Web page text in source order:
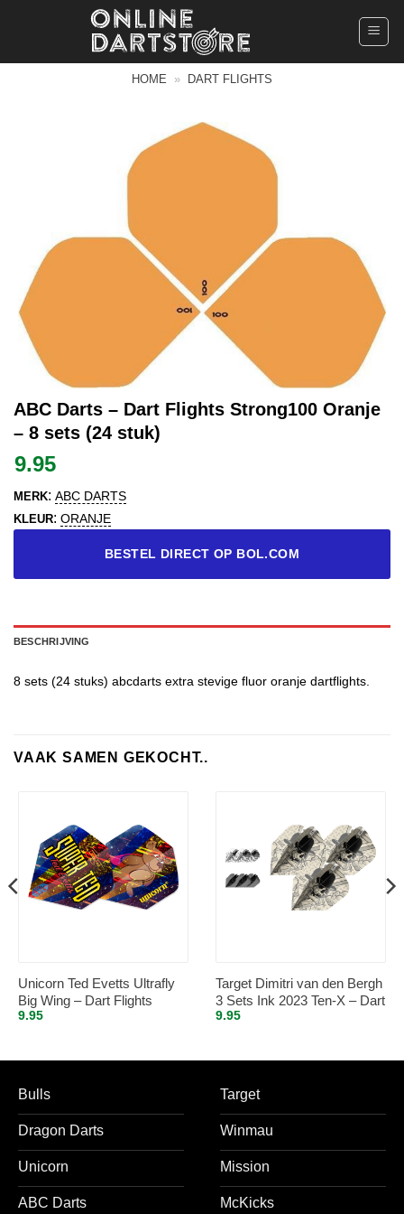
HOME » DART FLIGHTS
ABC Darts – Dart Flights Strong100 Oranje
– 8 sets (24 stuk)
9.95
MERK: ABC DARTS
KLEUR: ORANJE
BESTEL DIRECT OP BOL.COM
BESCHRIJVING
8 sets (24 stuks) abcdarts extra stevige fluor oranje dartflights.
VAAK SAMEN GEKOCHT..
Unicorn Ted Evetts Ultrafly
Big Wing – Dart Flights
9.95
Target Dimitri van den Bergh
3 Sets Ink 2023 Ten-X – Dart
Flights
9.95
Bulls
Dragon Darts
Unicorn
ABC Darts
Target
Winmau
Mission
McKicks